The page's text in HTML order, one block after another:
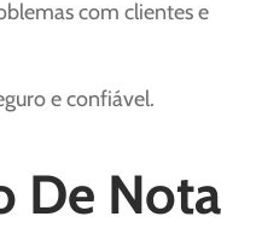
com clientes e
e confiável.
De Nota